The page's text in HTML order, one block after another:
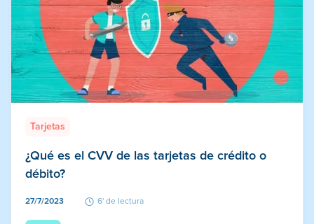
Tarjetas
¿Qué es el CVV de las tarjetas de crédito o
débito?
27/7/2023 6' de lectura